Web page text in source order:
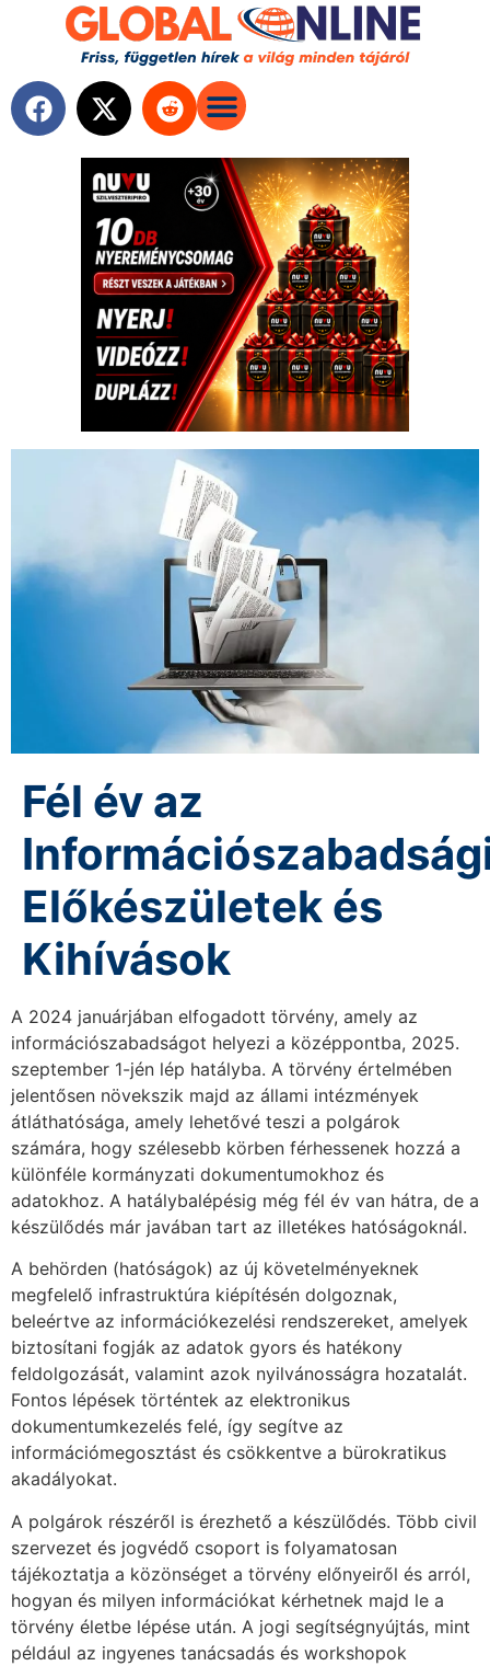
Fél év az
Előkészületek és
Kihívások
A 2024 januárjában elfogadott törvény, amely az
információszabadságot helyezi a középpontba, 2025.
szeptember 1-jén lép hatályba. A törvény értelmében
jelentősen növekszik majd az állami intézmények
átláthatósága, amely lehetővé teszi a polgárok
számára, hogy szélesebb körben férhessenek hozzá a
különféle kormányzati dokumentumokhoz és
adatokhoz. A hatálybalépésig még fél év van hátra, de a
készülődés már javában tart az illetékes hatóságoknál.
A behörden (hatóságok) az új követelményeknek
megfelelő infrastruktúra kiépítésén dolgoznak,
beleértve az információkezelési rendszereket, amelyek
biztosítani fogják az adatok gyors és hatékony
feldolgozását, valamint azok nyilvánosságra hozatalát.
Fontos lépések történtek az elektronikus
dokumentumkezelés felé, így segítve az
információmegosztást és csökkentve a bürokratikus
akadályokat.
A polgárok részéről is érezhető a készülődés. Több civil
szervezet és jogvédő csoport is folyamatosan
tájékoztatja a közönséget a törvény előnyeiről és arról,
hogyan és milyen információkat kérhetnek majd le a
törvény életbe lépése után. A jogi segítségnyújtás, mint
például az ingyenes tanácsadás és workshopok